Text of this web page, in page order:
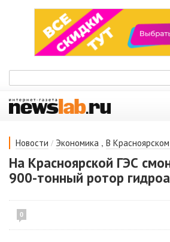
Новости / Экономика , В
На Красноярской ГЭС
900-тонный ротор
0